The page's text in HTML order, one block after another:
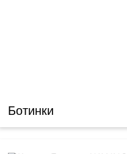
Ботинки